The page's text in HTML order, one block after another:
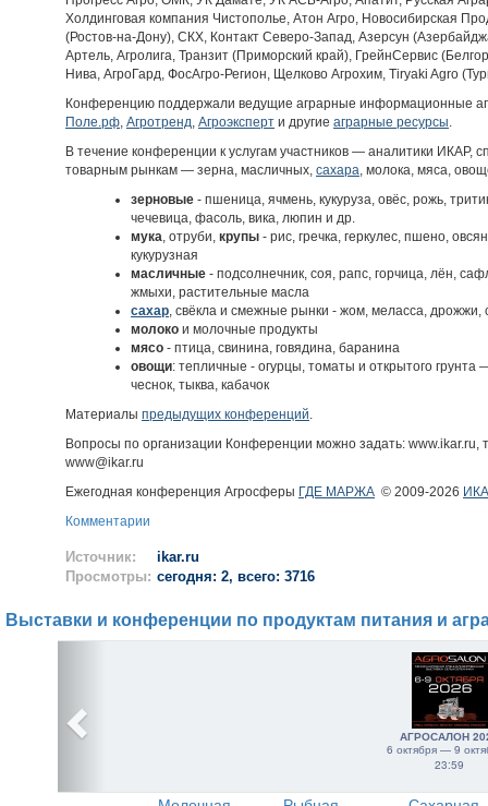
Холдинговая компания Чистополье, Атон Агро, Новосибирская
(Ростов-на-Дону), СКХ, Контакт Северо-Запад, Азерсун
Артель, Агролига, Транзит (Приморский край), ГрейнСервис
Нива, АгроГард, ФосАгро-Регион, Щелково Агрохим, Tiryaki Agro
Конференцию поддержали ведущие аграрные информационные
Поле.рф, Агротренд, Агроэксперт и другие аграрные ресурсы.
В течение конференции к услугам участников — аналитики ИКАР,
товарным рынкам — зерна, масличных, сахара, молока, мяса,
зерновые - пшеница, ячмень, кукуруза, овёс, рожь,
чечевица, фасоль, вика, люпин и др.
мука, отруби, крупы - рис, гречка, геркулес, пшено,
кукурузная
масличные - подсолнечник, соя, рапс, горчица, лён,
жмыхи, растительные масла
сахар, свёкла и смежные рынки - жом, меласса,
молоко и молочные продукты
мясо - птица, свинина, говядина, баранина
овощи: тепличные - огурцы, томаты и открытого грунта
чеснок, тыква, кабачок
Материалы предыдущих конференций.
Вопросы по организации Конференции можно задать: www.ikar.ru,
www@ikar.ru
Ежегодная конференция Агросферы ГДЕ МАРЖА © 2009-2026
Комментарии
Источник:
ikar.ru
Просмотры: сегодня: 2, всего: 3716
Выставки и конференции по продуктам питания и
АГРОСАЛОН
6 октября — 9
23:59